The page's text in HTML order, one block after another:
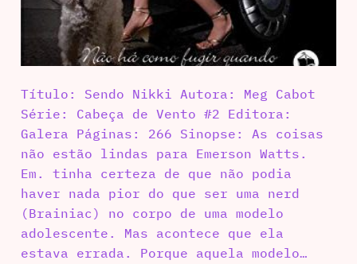
Título: Sendo Nikki Autora: Meg Cabot
Série: Cabeça de Vento #2 Editora:
Galera Páginas: 266 Sinopse: As coisas
não estão lindas para Emerson Watts.
Em. tinha certeza de que não podia
haver nada pior do que ser uma nerd
(Brainiac) no corpo de uma modelo
adolescente. Mas acontece que ela
estava errada. Porque aquela modelo…